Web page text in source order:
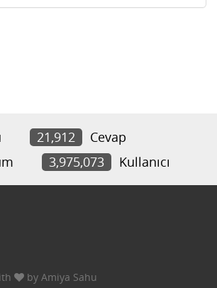
21,912
Cevap
3,975,073 Kullanıcı
by Amiya Sahu